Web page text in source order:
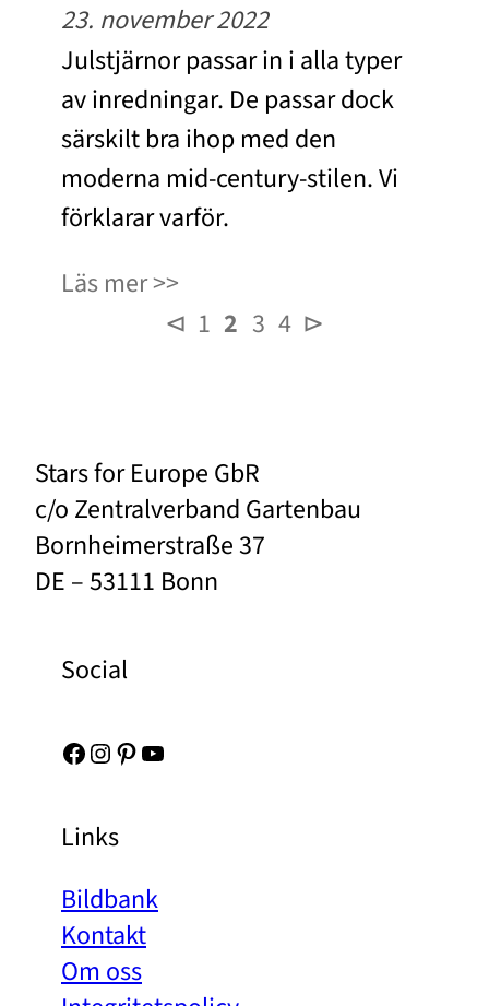
23. november 2022
Julstjärnor passar in i alla typer
av inredningar. De passar dock
särskilt bra ihop med den
moderna mid-century-stilen. Vi
förklarar varför.
Läs mer
⊲ 1 2 3 4 ⊳
Stars for Europe GbR
c/o Zentralverband Gartenbau
Bornheimerstraße 37
DE – 53111 Bonn
Social
Facebook Instagram Pinterest YouTube
Links
Bildbank
Kontakt
Om oss